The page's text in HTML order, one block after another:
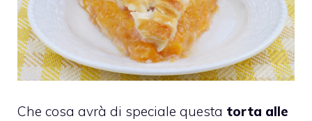
Che cosa avrà di speciale questa torta alle